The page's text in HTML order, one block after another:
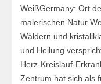
WeißGermany: Ort
malerischen Natur
Wäldern und
und Heilung
Zentrum hat sich als